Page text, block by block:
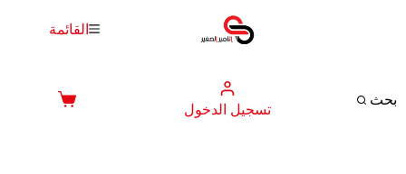
القائمة
بحث
تسجيل الدخول
عربة